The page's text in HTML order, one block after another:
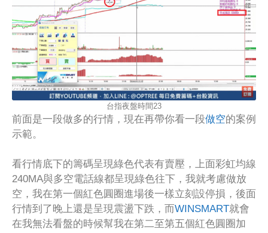
台指夜盤時間23
前面是一段做多的行情，現在再帶你看一段做空的案例
示範。
看行情底下的籌碼呈現綠色代表有賣壓，上面彩虹均線
240MA與多空電話線都呈現綠色往下，我就考慮做放
空，我在第一個紅色圓圈進場後一樣立刻設停損，後面
行情到了晚上還是呈現震盪下跌，而WINSMART就會
在我無法看盤的時候幫我在第二至第五個紅色圓圈加